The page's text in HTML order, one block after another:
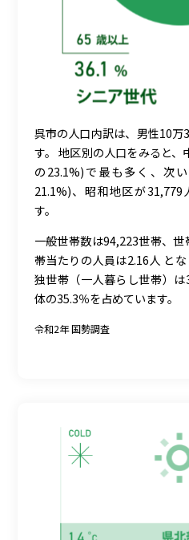
呉市の人口内訳は、男性10
す。 地区別の人口をみると
の23.1%)で最も多く、次
21.1%)、昭和地区が
す。
一般世帯数は94,223世帯、
帯当たりの人員は2.16人 と
独世帯（一人暮らし世帯）
体の35.3％を占めています。
令和2年 国勢調査